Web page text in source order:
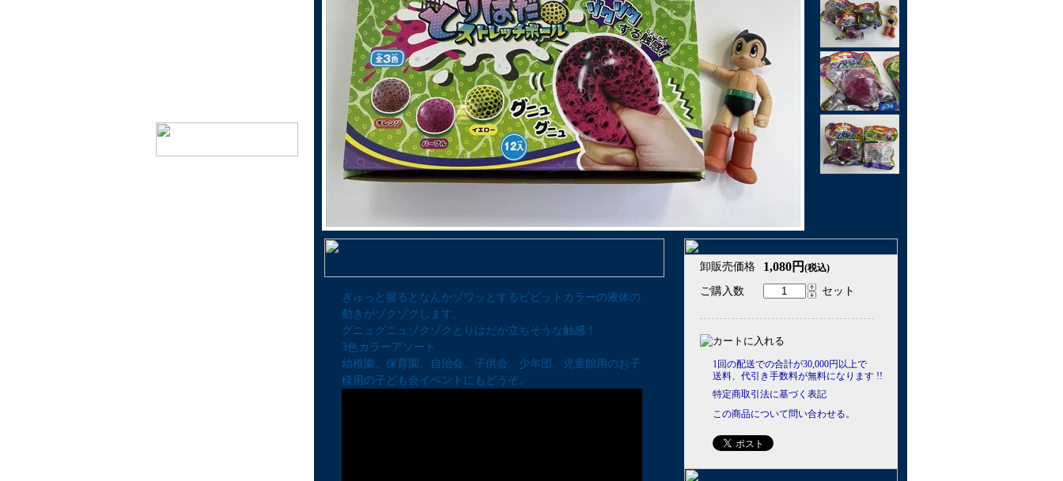
ぎゅっと握るとなんかゾワッとするビビットカラーの液体の
動きがゾクゾクします。
グニュグニュゾクゾクとりはだが立ちそうな触感！
3色カラーアソート
幼稚園、保育園、自治会、子供会、少年団、児童館用のお子
様用の子ども会イベントにもどうぞ。
卸販売価格 1,080円 (税込)
ご購入数 セット
1回の配送での合計が30,000円以上で
送料、代引き手数料が無料になります !!
特定商取引法に基づく表記
この商品について問い合わせる。